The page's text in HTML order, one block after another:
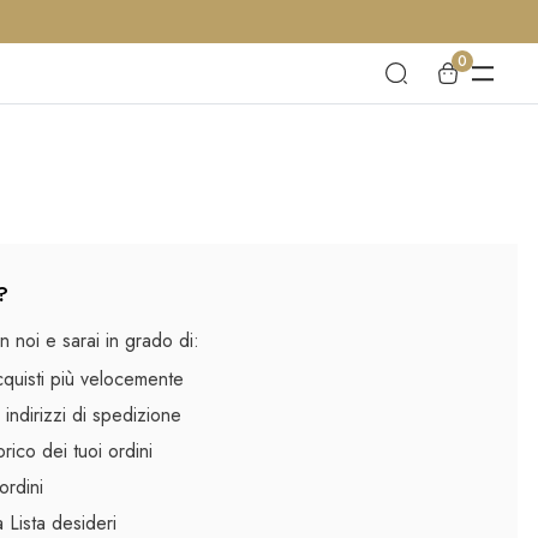
0
noi e sarai in grado di:
più velocemente
indirizzi di spedizione
dei tuoi ordini
Lista desideri